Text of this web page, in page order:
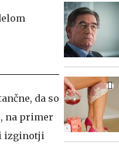
da so
na primer
izginotji